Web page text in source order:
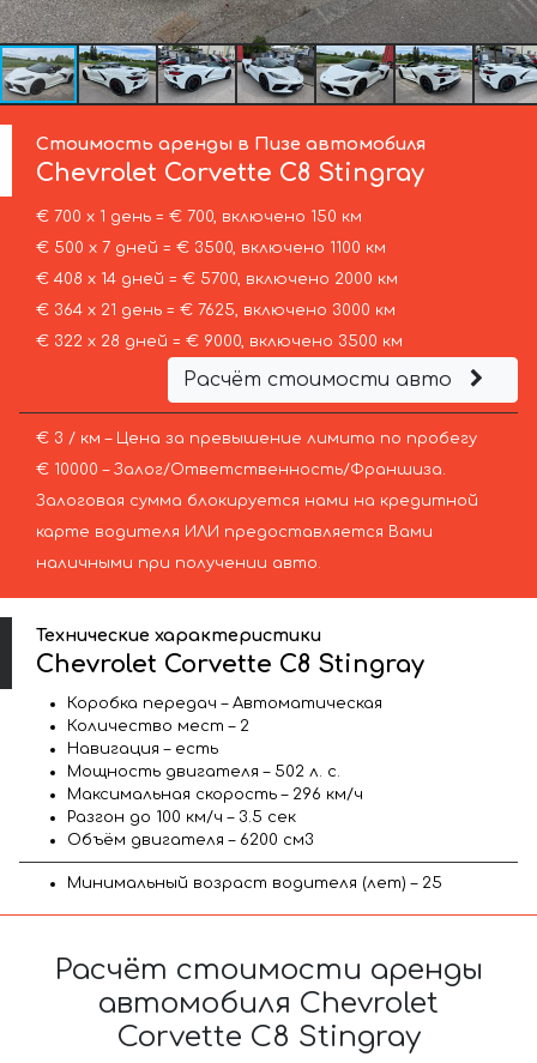
Стоимость аренды в Пизе автомобиля
Chevrolet Corvette C8 Stingray
€ 700 х 1 день = € 700, включено 150 км
€ 500 х 7 дней = € 3500, включено 1100 км
€ 408 х 14 дней = € 5700, включено 2000 км
€ 364 х 21 день = € 7625, включено 3000 км
€ 322 х 28 дней = € 9000, включено 3500 км
Расчёт стоимости авто
€ 3 / км – Цена за превышение лимита по пробегу
€ 10000 – Залог/Ответственность/Франшиза.
Залоговая сумма блокируется нами на кредитной
карте водителя ИЛИ предоставляется Вами
наличными при получении авто.
Технические характеристики
Chevrolet Corvette C8 Stingray
Коробка передач – Автоматическая
Количество мест – 2
Навигация – есть
Мощность двигателя – 502 л. с.
Максимальная скорость – 296 км/ч
Разгон до 100 км/ч – 3.5 сек
Объём двигателя – 6200 см3
Минимальный возраст водителя (лет) – 25
Расчёт стоимости аренды
автомобиля Chevrolet
Corvette C8 Stingray